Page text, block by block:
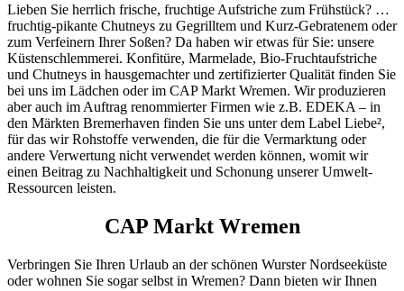
Lieben Sie herrlich frische, fruchtige Aufstriche zum Frühstück? …
fruchtig-pikante Chutneys zu Gegrilltem und Kurz-Gebratenem oder
zum Verfeinern Ihrer Soßen? Da haben wir etwas für Sie: unsere
Küstenschlemmerei. Konfitüre, Marmelade, Bio-Fruchtaufstriche
und Chutneys in hausgemachter und zertifizierter Qualität finden Sie
bei uns im Lädchen oder im CAP Markt Wremen. Wir produzieren
aber auch im Auftrag renommierter Firmen wie z.B. EDEKA – in
den Märkten Bremerhaven finden Sie uns unter dem Label Liebe²,
für das wir Rohstoffe verwenden, die für die Vermarktung oder
andere Verwertung nicht verwendet werden können, womit wir
einen Beitrag zu Nachhaltigkeit und Schonung unserer Umwelt-
Ressourcen leisten.
CAP Markt Wremen
Verbringen Sie Ihren Urlaub an der schönen Wurster Nordseeküste
oder wohnen Sie sogar selbst in Wremen? Dann bieten wir Ihnen